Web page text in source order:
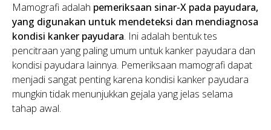
Mamografi adalah pemeriksaan sinar-X pada payudara,
yang digunakan untuk mendeteksi dan mendiagnosa
kondisi kanker payudara. Ini adalah bentuk tes
pencitraan yang paling umum untuk kanker payudara dan
kondisi payudara lainnya. Pemeriksaan mamografi dapat
menjadi sangat penting karena kondisi kanker payudara
mungkin tidak menunjukkan gejala yang jelas selama
tahap awal.